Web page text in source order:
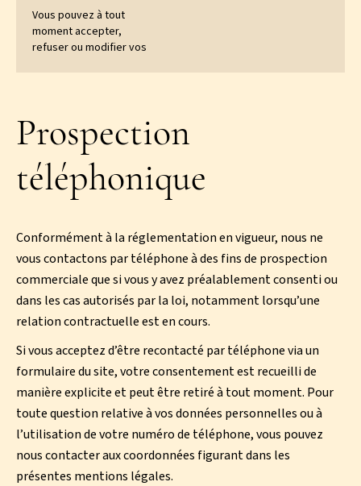
Vous pouvez à tout
moment accepter,
refuser ou modifier vos
Prospection
téléphonique
Conformément à la réglementation en vigueur, nous ne
vous contactons par téléphone à des fins de prospection
commerciale que si vous y avez préalablement consenti ou
dans les cas autorisés par la loi, notamment lorsqu’une
relation contractuelle est en cours.
Si vous acceptez d’être recontacté par téléphone via un
formulaire du site, votre consentement est recueilli de
manière explicite et peut être retiré à tout moment. Pour
toute question relative à vos données personnelles ou à
l’utilisation de votre numéro de téléphone, vous pouvez
nous contacter aux coordonnées figurant dans les
présentes mentions légales.